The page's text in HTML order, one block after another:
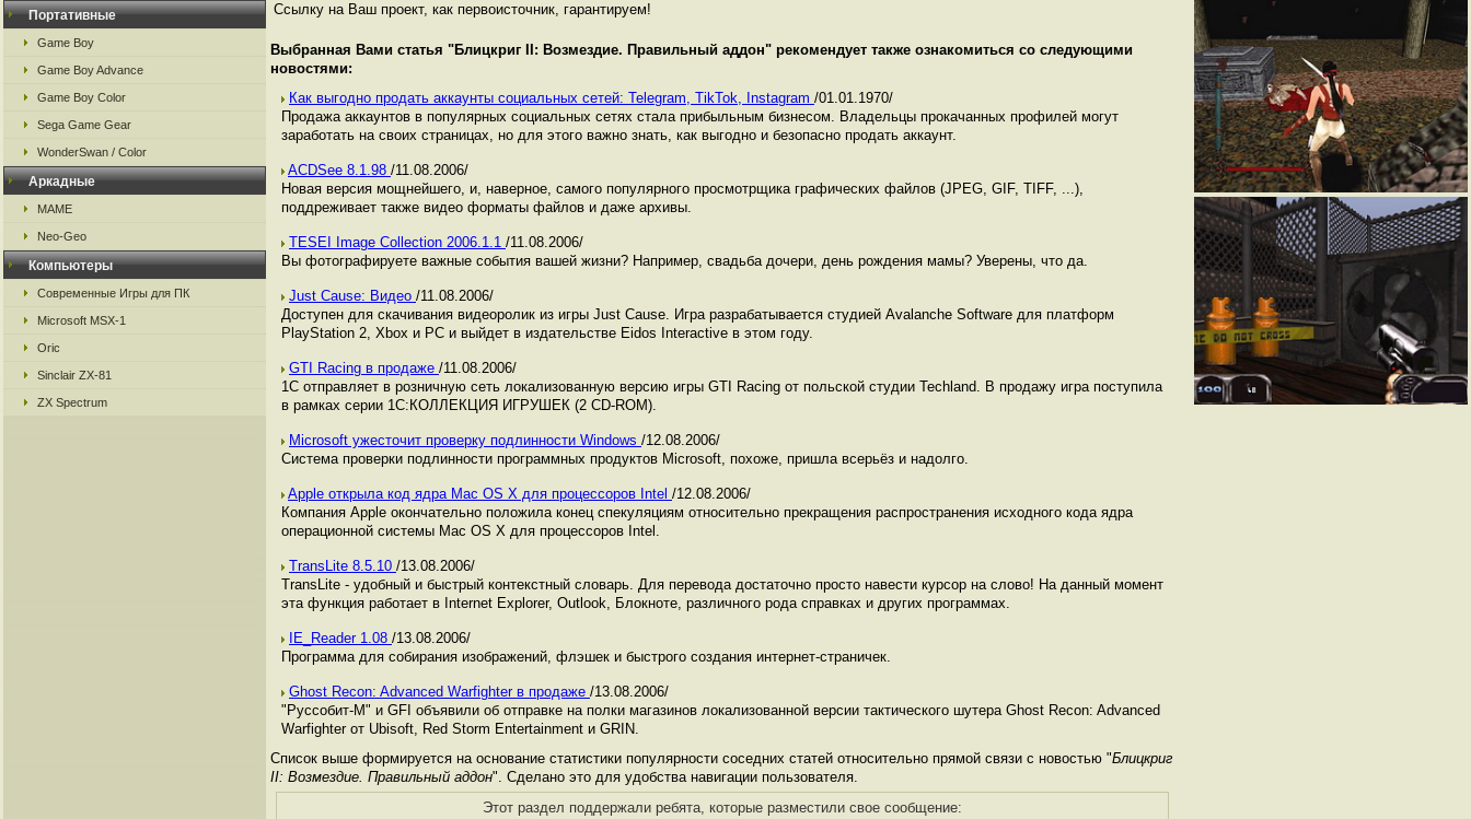
Портативные
Game Boy
Game Boy Advance
Game Boy Color
Sega Game Gear
WonderSwan / Color
Аркадные
MAME
Neo-Geo
Компьютеры
Современные Игры для ПК
Microsoft MSX-1
Oric
Sinclair ZX-81
ZX Spectrum
Ссылку на Ваш проект, как первоисточник, гарантируем!
Выбранная Вами статья "Блицкриг II: Возмездие. Правильный аддон" рекомендует также ознакомиться со следующими
новостями:
Как выгодно продать аккаунты социальных сетей: Telegram, TikTok, Instagram /01.01.1970/
Продажа аккаунтов в популярных социальных сетях стала прибыльным бизнесом. Владельцы прокачанных профилей могут
заработать на своих страницах, но для этого важно знать, как выгодно и безопасно продать аккаунт.
ACDSee 8.1.98 /11.08.2006/
Новая версия мощнейшего, и, наверное, самого популярного просмотрщика графических файлов (JPEG, GIF, TIFF, ...),
поддреживает также видео форматы файлов и даже архивы.
TESEI Image Collection 2006.1.1 /11.08.2006/
Вы фотографируете важные события вашей жизни? Например, свадьба дочери, день рождения мамы? Уверены, что да.
Just Cause: Видео /11.08.2006/
Доступен для скачивания видеоролик из игры Just Cause. Игра разрабатывается студией Avalanche Software для платформ
PlayStation 2, Xbox и PC и выйдет в издательстве Eidos Interactive в этом году.
GTI Racing в продаже /11.08.2006/
1C отправляет в розничную сеть локализованную версию игры GTI Racing от польской студии Techland. В продажу игра поступила
в рамках серии 1С:КОЛЛЕКЦИЯ ИГРУШЕК (2 CD-ROM).
Microsoft ужесточит проверку подлинности Windows /12.08.2006/
Система проверки подлинности программных продуктов Microsoft, похоже, пришла всерьёз и надолго.
Apple открыла код ядра Mac OS X для процессоров Intel /12.08.2006/
Компания Apple окончательно положила конец спекуляциям относительно прекращения распространения исходного кода ядра
операционной системы Mac OS X для процессоров Intel.
TransLite 8.5.10 /13.08.2006/
TransLite - удобный и быстрый контекстный словарь. Для перевода достаточно просто навести курсор на слово! На данный момент
эта функция работает в Internet Explorer, Outlook, Блокноте, различного рода справках и других программах.
IE_Reader 1.08 /13.08.2006/
Программа для собирания изображений, флэшек и быстрого создания интернет-страничек.
Ghost Recon: Advanced Warfighter в продаже /13.08.2006/
"Руссобит-М" и GFI объявили об отправке на полки магазинов локализованной версии тактического шутера Ghost Recon: Advanced
Warfighter от Ubisoft, Red Storm Entertainment и GRIN.
Список выше формируется на основание статистики популярности соседних статей относительно прямой связи с новостью "Блицкриг
II: Возмездие. Правильный аддон". Сделано это для удобства навигации пользователя.
Этот раздел поддержали ребята, которые разместили свое сообщение: